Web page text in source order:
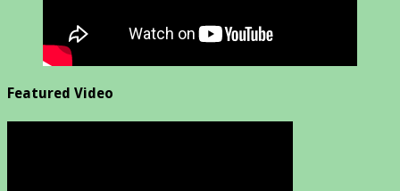
Featured Video